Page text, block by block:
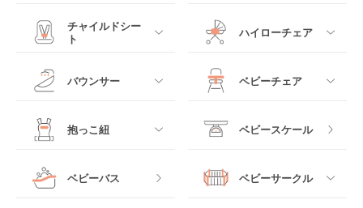
すべて
レギュラーサイズベビ
ベッドインベッド
クーファン
すべて
ベビーカーその他
チャイルドシー
ト
すべて
ジュニアシート
ハイローチェア
すべて
バウンサー
すべて
ベビーチェア
すべて
抱っこ紐
すべて
ベビースケール
ベビーバス ベビーサークル